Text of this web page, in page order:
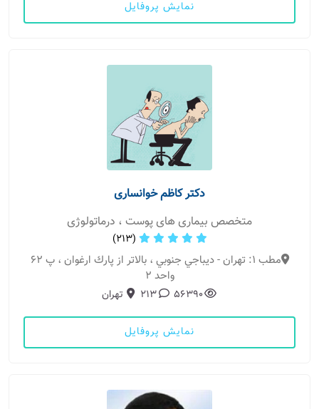
نمایش پروفایل
دکتر کاظم خوانساری
متخصص بیماری های پوست ، درماتولوژی
(213)
مطب 1: تهران - ديباجي جنوبي ، بالاتر از پارك ارغوان ، پ ٦٢
واحد ٢
56390
213 تهران
نمایش پروفایل